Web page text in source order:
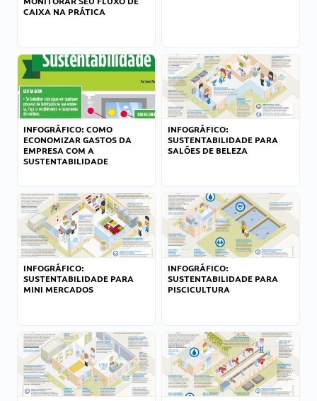
CAIXA NA PRÁTICA
INFOGRÁFICO: COMO
ECONOMIZAR GASTOS DA
EMPRESA COM A
SUSTENTABILIDADE
INFOGRÁFICO:
SUSTENTABILIDADE PARA
SALÕES DE BELEZA
INFOGRÁFICO:
SUSTENTABILIDADE PARA
MINI MERCADOS
INFOGRÁFICO:
SUSTENTABILIDADE PARA
PISCICULTURA